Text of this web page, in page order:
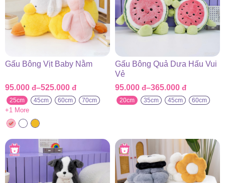
Gấu Bông Vịt Baby Nằm
95.000 đ–525.000 đ
Khoảng
giá:
từ
95.000 đ
đến
25cm 45cm 60cm 70cm
+1 More
Gấu Bông Quả Dưa Hấu Vui
Vẻ
95.000 đ–365.000 đ
Khoảng
giá:
20cm 35cm 45cm 60cm